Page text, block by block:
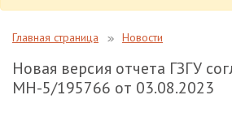
Главная страница Новости
Новая версия отчета ГЗГУ
МН-5/195766 от 03.08.2023